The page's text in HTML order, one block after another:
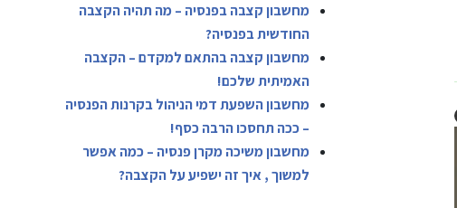
מחשבון קצבה בפנסיה – מה תהיה הקצבה
החודשית בפנסיה?
מחשבון קצבה בהתאם למקדם – הקצבה
האמיתית שלכם!
מחשבון השפעת דמי הניהול בקרנות הפנסיה
– ככה תחסכו הרבה כסף!
מחשבון משיכה מקרן פנסיה – כמה אפשר
למשוך , איך זה ישפיע על הקצבה?